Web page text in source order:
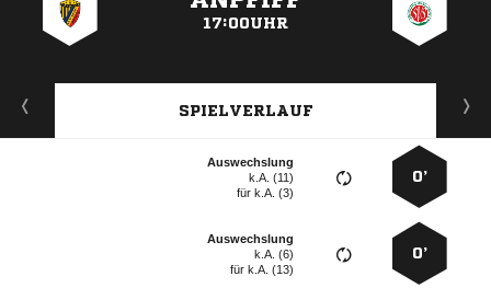
17:00UHR
SPIELVERLAUF
0’
Auswechslung
k.A. (11)
fürk.A. (3)
0’
Auswechslung
k.A. (6)
fürk.A. (13)